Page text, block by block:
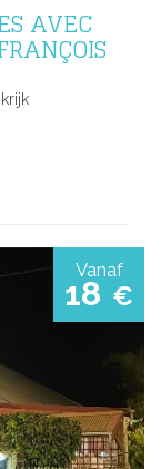
AVEC
Vanaf
18 €